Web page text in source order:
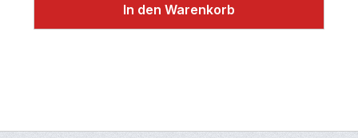
In den Warenkorb